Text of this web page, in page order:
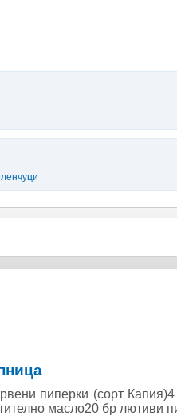
пиперки (сорт
масло20 бр лютиви